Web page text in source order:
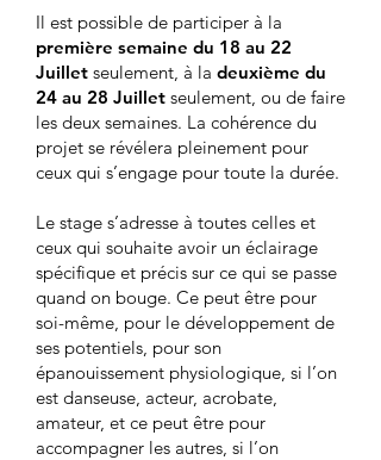
Il est possible de participer à la
première semaine du 18 au 22
Juillet seulement, à la deuxième du
24 au 28 Juillet seulement, ou de faire
les deux semaines. La cohérence du
projet se révélera pleinement pour
ceux qui s’engage pour toute la durée.
Le stage s’adresse à toutes celles et
ceux qui souhaite avoir un éclairage
spécifique et précis sur ce qui se passe
quand on bouge. Ce peut être pour
soi-même, pour le développement de
ses potentiels, pour son
épanouissement physiologique, si l’on
est danseuse, acteur, acrobate,
amateur, et ce peut être pour
accompagner les autres, si l’on